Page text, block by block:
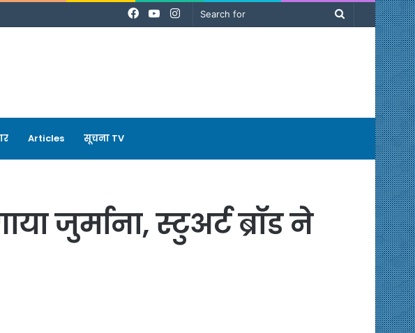
Search
Instagram
YouTube
Facebook
Articles सूचना TV
जुर्माना, स्टुअर्ट ब्रॉड ने